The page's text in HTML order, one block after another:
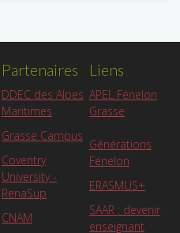
Partenaires
DDEC des Alpes
Maritimes
Grasse Campus
Coventry
University -
RenaSup
CNAM
Liens
APEL Fénelon
Grasse
Générations
Fénelon
ERASMUS+
SAAR : devenir
enseignant